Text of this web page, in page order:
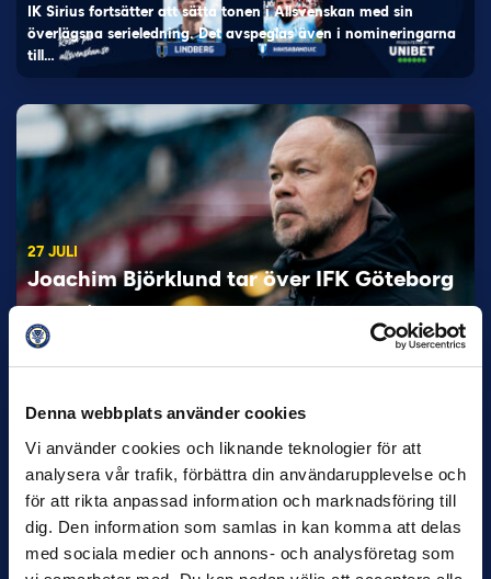
Denna webbplats använder cookies
Vi använder cookies och liknande teknologier för att
analysera vår trafik, förbättra din användarupplevelse och
för att rikta anpassad information och marknadsföring till
dig. Den information som samlas in kan komma att delas
med sociala medier och annons- och analysföretag som
IK Sirius fortsätter att sätta tonen i Allsvenskan med sin
överlägsna serieledning. Det avspeglas även i nomineringarna
till…
27 JULI
Joachim Björklund tar över IFK Göteborg
Stefan Billborns uppdrag som huvudtränare i herrlaget har